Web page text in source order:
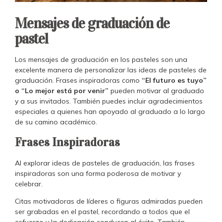
Mensajes de graduación de
pastel
Los mensajes de graduación en los pasteles son una
excelente manera de personalizar las ideas de pasteles de
graduación. Frases inspiradoras como “El futuro es tuyo”
o “Lo mejor está por venir” pueden motivar al graduado
y a sus invitados. También puedes incluir agradecimientos
especiales a quienes han apoyado al graduado a lo largo
de su camino académico.
Frases Inspiradoras
Al explorar ideas de pasteles de graduación, las frases
inspiradoras son una forma poderosa de motivar y
celebrar.
Citas motivadoras de líderes o figuras admiradas pueden
ser grabadas en el pastel, recordando a todos que el